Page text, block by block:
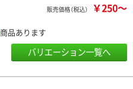
販売価格（税込） ￥250～
商品あります
バリエーション一覧へ